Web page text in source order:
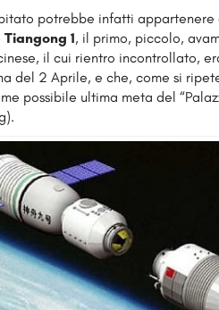
potrebbe infatti
Tiangong 1, il primo, piccolo,
il cui rientro incontrollato,
del 2 Aprile, e che, come si
possibile ultima meta del